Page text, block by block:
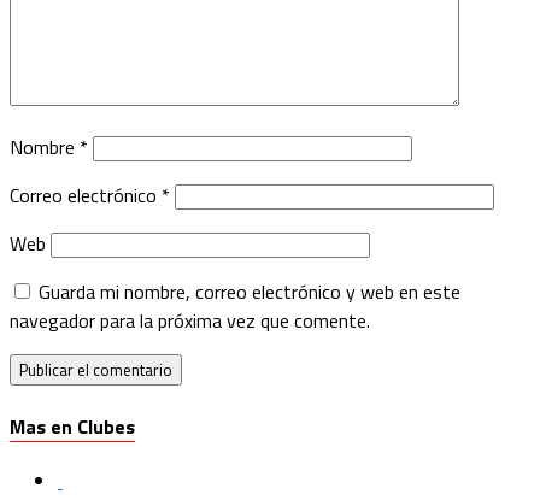
Nombre *
Correo electrónico *
Web
Guarda mi nombre, correo electrónico y web en este
navegador para la próxima vez que comente.
Mas en Clubes